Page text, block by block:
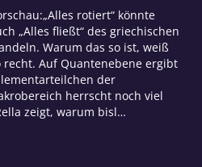
rotiert“ könnte
„Alles fließt“ des griechischen
Warum das so ist, weiß
Auf Quantenebene ergibt
der
herrscht noch viel
zeigt, warum bisl…